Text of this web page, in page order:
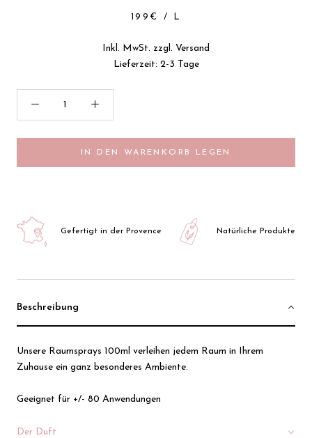
199€ / L
Inkl. MwSt. zzgl. Versand
Lieferzeit: 2-3 Tage
IN DEN WARENKORB LEGEN
Gefertigt in der Provence Natürliche Produkte
Beschreibung
Unsere Raumsprays 100ml verleihen jedem Raum in Ihrem
Zuhause ein ganz besonderes Ambiente.
Geeignet für +/- 80 Anwendungen
Der Duft